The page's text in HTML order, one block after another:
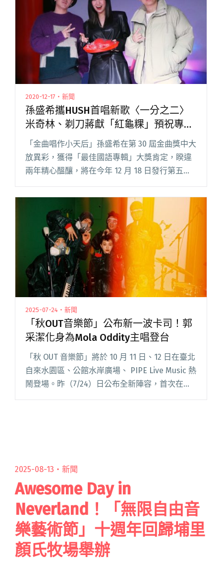
觀眾情感 香港後搖團話梅鹿新專輯《化學》三月
發行"
2020-12-17・新聞
孫盛希攜HUSH首唱新歌〈一分之二〉
米奇林、剃刀蔣獻「紅龜粿」預祝專輯
大賣
「金曲唱作小天后」孫盛希在第 30 屆金曲獎中大
放異彩，獲得「最佳國語專輯」大獎肯定，睽違
兩年精心醞釀，將在今年 12 月 18 日發行第五張
全新專輯《出沒地帶 Where is SHI?》，與新生代
音樂指標廠牌「新樂園」主腦米奇林、剃刀蔣閱
讀全文 "孫盛希攜HUSH首唱新歌〈一分之二〉 米
奇林、剃刀蔣獻「紅龜粿」預祝專輯大賣"
2025-07-24・新聞
「秋OUT音樂節」公布新一波卡司！郭
采潔化身為Mola Oddity主唱登台
「秋 OUT 音樂節」將於 10 月 11 日、12 日在臺北
自來水園區、公館水岸廣場、 PIPE Live Music 熱
鬧登場。昨（7/24）日公布全新陣容，首次在台
演出的神秘新團 Mola Oddity，由郭采潔化名
2025-08-13・ 新聞
Awesome Day in
Neverland！「無限自由音
樂藝術節」十週年回歸埔里
顏氏牧場舉辦